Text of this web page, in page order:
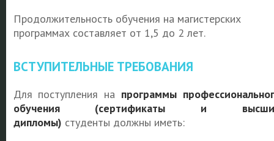
Продолжительность обучения на магистерских
программах составляет от 1,5 до 2 лет.
ВСТУПИТЕЛЬНЫЕ ТРЕБОВАНИЯ
Для поступления на программы
обучения (сертификаты и
дипломы) студенты должны иметь: